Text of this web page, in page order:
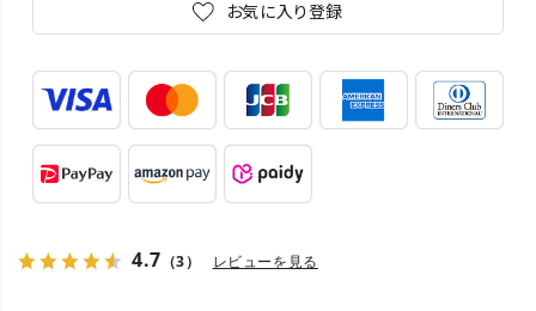
お気に入り登録
4.7 （3） レビューを見る